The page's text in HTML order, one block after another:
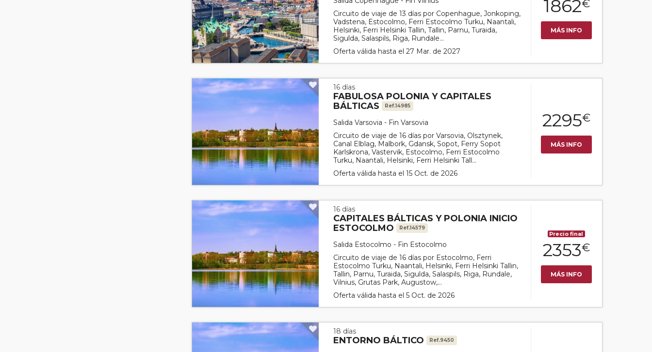
Circuito de viaje de 13 días por Copenhague, Jonkoping,
Vadstena, Estocolmo, Ferri Estocolmo Turku, Naantali,
Helsinki, Ferri Helsinki Tallin, Tallin, Parnu, Turaida,
Sigulda, Salaspils, Riga, Rundale...
Oferta válida hasta el 27 Mar. de 2027
1862€
MÁS INFO
16 días
FABULOSA POLONIA Y CAPITALES
BÁLTICAS
Ref.14985
Salida Varsovia - Fin Varsovia
Circuito de viaje de 16 días por Varsovia, Olsztynek,
Canal Elblag, Malbork, Gdansk, Sopot, Ferry Sopot
Karlskrona, Vastervik, Estocolmo, Ferri Estocolmo
Turku, Naantali, Helsinki, Ferri Helsinki Tall...
Oferta válida hasta el 15 Oct. de 2026
2295€
MÁS INFO
16 días
CAPITALES BÁLTICAS Y POLONIA INICIO
ESTOCOLMO
Ref.14579
Salida Estocolmo - Fin Estocolmo
Circuito de viaje de 16 días por Estocolmo, Ferri
Estocolmo Turku, Naantali, Helsinki, Ferri Helsinki Tallin,
Tallin, Parnu, Turaida, Sigulda, Salaspils, Riga, Rundale,
Vilnius, Grutas Park, Augustow,...
Oferta válida hasta el 5 Oct. de 2026
Precio final
2353€
MÁS INFO
18 días
ENTORNO BÁLTICO Ref.9450